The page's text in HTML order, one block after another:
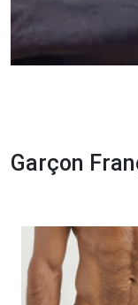
Garçon